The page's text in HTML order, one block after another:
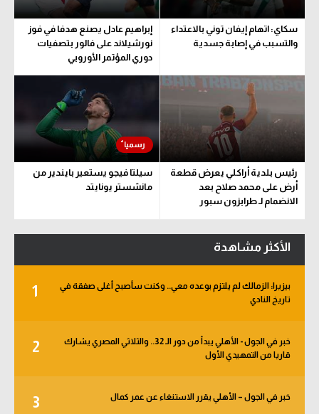
سكاي: اتهام إيفان توني بالاعتداء
والتسبب في إصابة جسدية
إبراهيم عادل يصنع هدفا في فوز
نورشيلاند على فالور بتصفيات
دوري المؤتمر الأوروبي
رئيس بلدية أراكلي يعرض قطعة
أرض على محمد صلاح بعد
الانضمام لـ طرابزون سبور
سيلتا فيجو يستعير بايندير من
مانشستر يونايتد
الأكثر مشاهدة
1
بيزيرا: الزمالك لم يلتزم بوعده معي.. وكنت سأصبح أغلى صفقة في
تاريخ النادي
2
خبر في الجول - الأهلي يبدأ من دور الـ 32.. والثلاثي المصري يشارك
قاريا من التمهيدي الأول
3 خبر في الجول – الأهلي يقرر الاستنغاء عن عمر كمال